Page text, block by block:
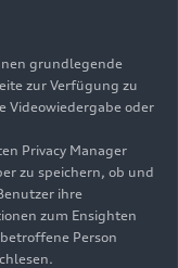
zeigt
grundlegende
zur Verfügung zu
Videowiedergabe oder
Privacy Manager
zu speichern, ob und
ihre
zum Ensighten
Person